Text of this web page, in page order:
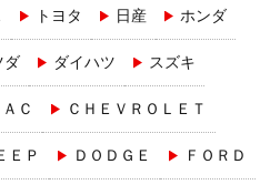
トヨタ 日産 ホンダ
ダ ダイハツ スズキ
Ｃ ＣＨＥＶＲＯＬＥＴ
ＥＰ ＤＯＤＧＥ ＦＯＲＤ